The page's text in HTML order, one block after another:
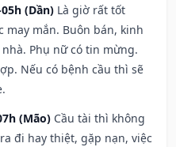
(Dần) Là giờ rất tốt
mắn. Buôn bán, kinh
Phụ nữ có tin mừng.
Nếu có bệnh cầu thì sẽ
(Mão) Cầu tài thì không
đi hay thiệt, gặp nạn, việc